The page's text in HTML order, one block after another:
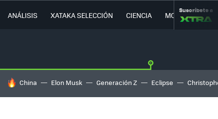
ANÁLISIS XATAKA SELECCIÓN CIENCIA MOVILIDAD
Suscríbete a
HOY SE HABLA DE
China Elon Musk Generación Z Eclipse